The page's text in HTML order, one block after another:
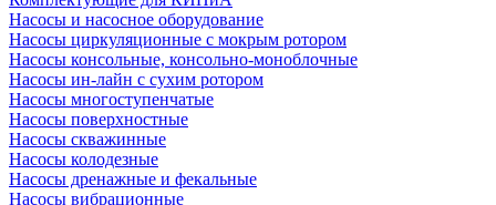
Насосы и насосное оборудование
Насосы циркуляционные с мокрым ротором
Насосы консольные, консольно-моноблочные
Насосы ин-лайн с сухим ротором
Насосы многоступенчатые
Насосы поверхностные
Насосы скважинные
Насосы колодезные
Насосы дренажные и фекальные
Насосы вибрационные